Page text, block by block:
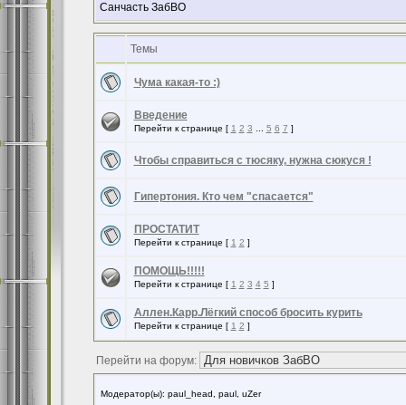
Санчасть ЗабВО
Темы
Чума какая-то :)
Введение
Перейти к странице [ 1 2 3 5 6 7 ]
Чтобы справиться с тюсяку, нужна сюкуся !
Гипертония. Кто чем "спасается"
ПРОСТАТИТ
Перейти к странице [ 1 2 ]
ПОМОЩЬ!!!!!
Перейти к странице [ 1 2 3 4 5 ]
Аллен.Карр.Лёгкий способ бросить курить
Перейти к странице [ 1 2 ]
Перейти на форум:
Модератор(ы): paul_head, paul, uZer